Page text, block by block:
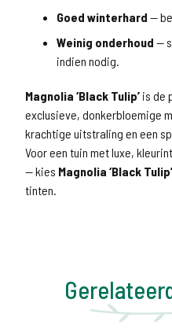
Goed winterhard —
Weinig onderhoud —
indien nodig.
Magnolia ‘Black Tulip’ is de
exclusieve, donkerbloemige
krachtige uitstraling en een
Voor een tuin met luxe,
— kies Magnolia ‘Black Tulip’
tinten.